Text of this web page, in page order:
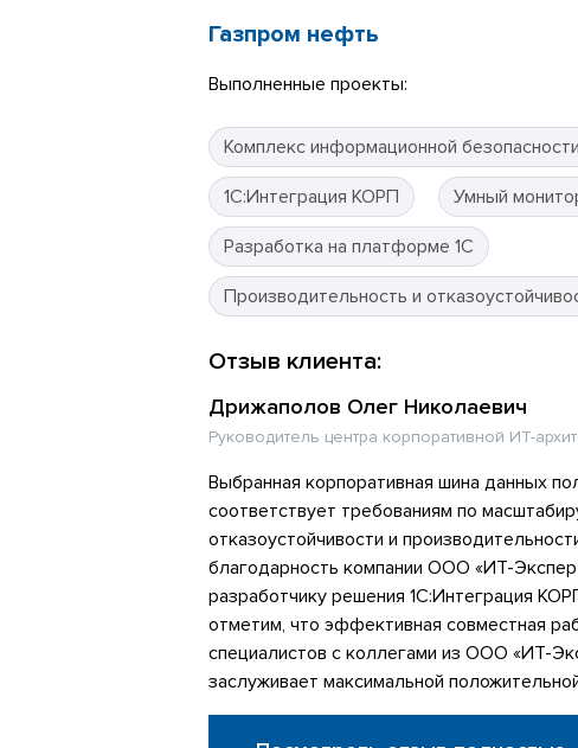
Газпром нефть
Выполненные проекты:
Комплекс информационной
1С:Интеграция КОРП Умный
Разработка на платформе 1С
Производительность и
Отзыв клиента:
Дрижаполов Олег Николаевич
Руководитель центра корпоративной ИТ-
Выбранная корпоративная шина данных
соответствует требованиям по
отказоустойчивости и
благодарность компании ООО «ИТ-
разработчику решения 1С:Интеграция
отметим, что эффективная совместная
специалистов с коллегами из ООО «ИТ-
заслуживает максимальной